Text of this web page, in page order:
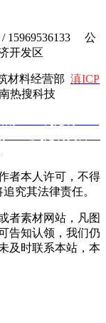
15969536133 公
开发区
材料经营部 滇ICP
热搜科技
者本人许可，不得
究其法律责任。
者素材网站，凡图
告知认领，我们仍
及时联系本站，本